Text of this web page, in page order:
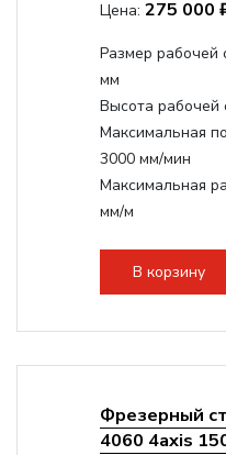
Цена: 275 000
Размер рабочей
мм
Высота рабочей
Максимальная
3000 мм/мин
Максимальная
мм/м
стандартно:Т-
Цанговый
В корзину
Фрезерный
4060 4axis